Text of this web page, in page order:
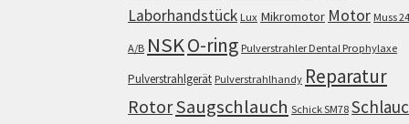
Laborhandstück Lux Mikromotor Motor Muss
A/B NSKO-ring Pulverstrahler Dental Prophylaxe
Pulverstrahlgerät Pulverstrahlhandy Reparatur
RotorSaugschlauch Schick SM78